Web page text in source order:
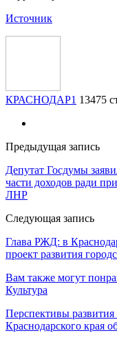
Источник
КРАСНОДАР1 13475
Предыдущая запись
Депутат Госдумы
части доходов ради
ЛНР
Следующая запись
Глава РЖД: в
проект развития
Вам также могут
Культура
Перспективы развития
Краснодарского края